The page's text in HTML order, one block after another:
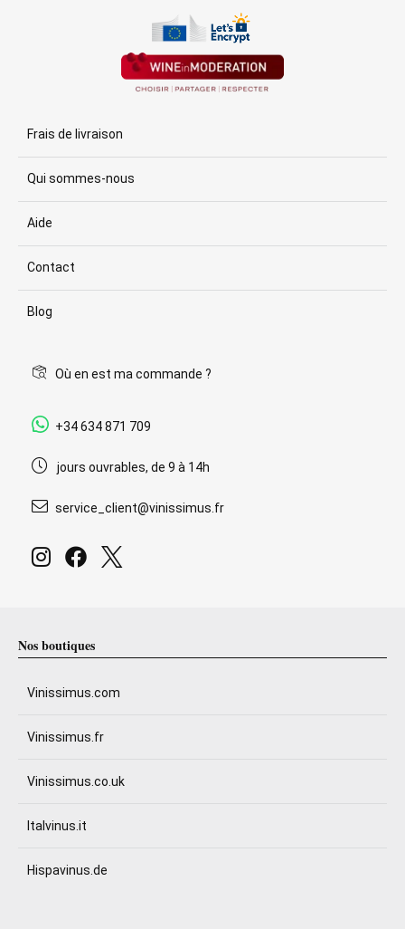
Frais de livraison
Qui sommes-nous
Aide
Contact
Blog
Où en est ma commande ?
+34 634 871 709
jours ouvrables, de 9 à 14h
service_client@vinissimus.fr
Nos boutiques
Vinissimus.com
Vinissimus.fr
Vinissimus.co.uk
Italvinus.it
Hispavinus.de